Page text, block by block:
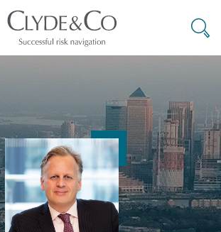
Business Jets
Carrier Liability
商业
公司
Commercial Arbitration
Commercial Disputes
Energy & Natural Resources
Marine
Bermuda Form
Casualty
Construction Disputes
环境保护法
Anti-Bribery & Corruption
Compliance
搜寻